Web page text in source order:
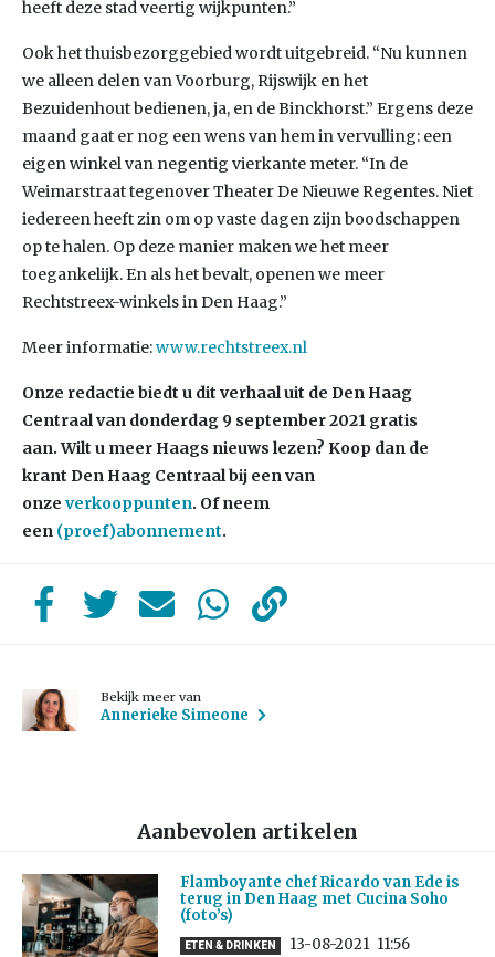
heeft deze stad veertig wijkpunten.”
Ook het thuisbezorggebied wordt uitgebreid. “Nu kunnen
we alleen delen van Voorburg, Rijswijk en het
Bezuidenhout bedienen, ja, en de Binckhorst.” Ergens deze
maand gaat er nog een wens van hem in vervulling: een
eigen winkel van negentig vierkante meter. “In de
Weimarstraat tegenover Theater De Nieuwe Regentes. Niet
iedereen heeft zin om op vaste dagen zijn boodschappen
op te halen. Op deze manier maken we het meer
toegankelijk. En als het bevalt, openen we meer
Rechtstreex-winkels in Den Haag.”
Meer informatie:www.rechtstreex.nl
Onze redactie biedt u dit verhaal uit de Den Haag
Centraal van donderdag 9 september 2021 gratis
aan.Wilt u meer Haags nieuws lezen? Koop dan de
krant Den Haag Centraal bij een van
onze verkooppunten. Of neem
een (proef)abonnement.
Bekijk meer van
Annerieke Simeone
Aanbevolen artikelen
Flamboyante chef Ricardo van Ede is
terug in Den Haag met Cucina Soho
(foto’s)
ETEN & DRINKEN 13-08-2021 11:56